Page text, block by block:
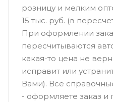
розницу и мелким
15 тыс. руб. (в
При оформлении
пересчитываются
какая-то цена не
исправит или
Вами). Все
- оформляете заказ и